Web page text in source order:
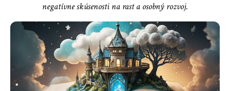
negatívne skúsenosti na rast a osobný rozvoj.